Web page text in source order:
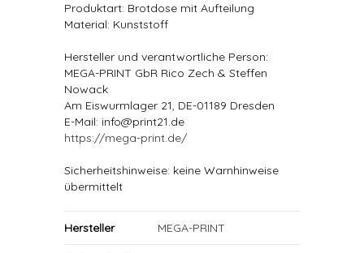
Produktart: Brotdose mit Aufteilung
Material: Kunststoff
Hersteller und verantwortliche Person:
MEGA-PRINT GbR Rico Zech & Steffen
Nowack
Am Eiswurmlager 21, DE-01189 Dresden
E-Mail: info@print21.de
https://mega-print.de/
Sicherheitshinweise: keine Warnhinweise
übermittelt
Hersteller MEGA-PRINT